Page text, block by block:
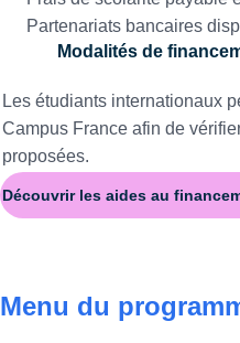
Partenariats bancaires
Modalités de
Les étudiants internationaux
Campus France afin de
proposées.
Découvrir les aides au
Menu du